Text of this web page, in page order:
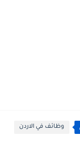
وظائف في الاردن